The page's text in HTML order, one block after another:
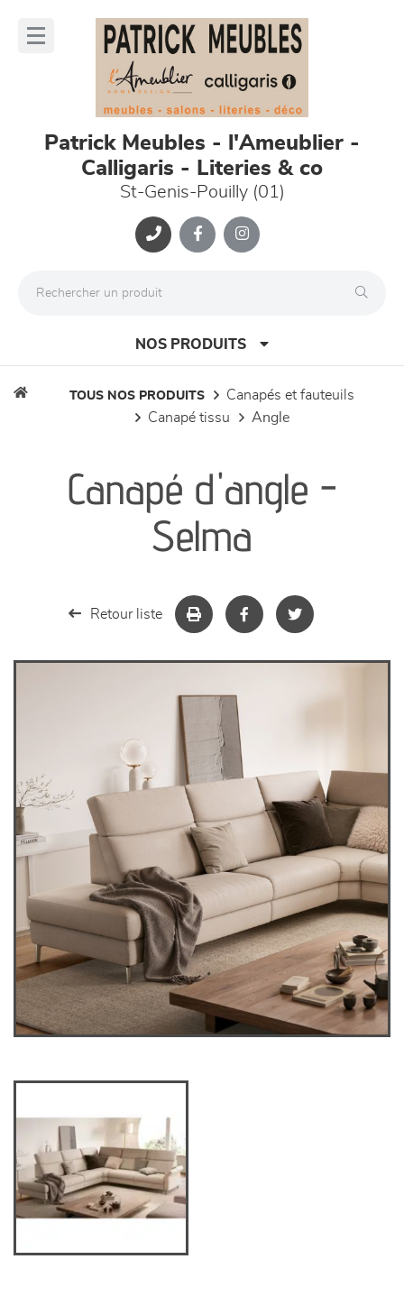
Patrick Meubles - l'Ameublier -
Calligaris - Literies & co
St-Genis-Pouilly (01)
NOS PRODUITS
séjours
meubles de complément
TOUS NOS PRODUITS
canapés et fauteuils
canapé tissu
angle
Canapé d'angle -
Selma
Retour liste